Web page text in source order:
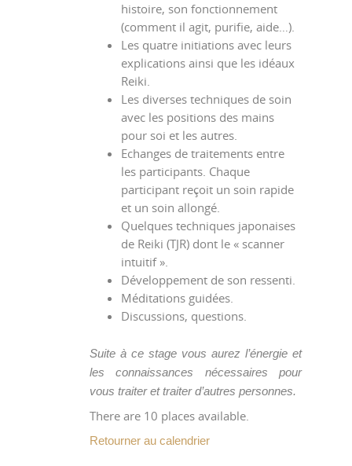
histoire, son fonctionnement
(comment il agit, purifie, aide…).
Les quatre initiations avec leurs
explications ainsi que les idéaux
Reiki.
Les diverses techniques de soin
avec les positions des mains
pour soi et les autres.
Echanges de traitements entre
les participants. Chaque
participant reçoit un soin rapide
et un soin allongé.
Quelques techniques japonaises
de Reiki (TJR) dont le « scanner
intuitif ».
Développement de son ressenti.
Méditations guidées.
Discussions, questions.
Suite à ce stage vous aurez l’énergie et
les connaissances nécessaires pour
vous traiter et traiter d’autres personnes.
There are 10 places available.
Retourner au calendrier